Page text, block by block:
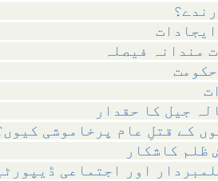
مندانہ فیصلہ
جیل کا حقدار
کے قتلِ عام پرخاموشی
ظلم کاشکار
اور اجتماعی